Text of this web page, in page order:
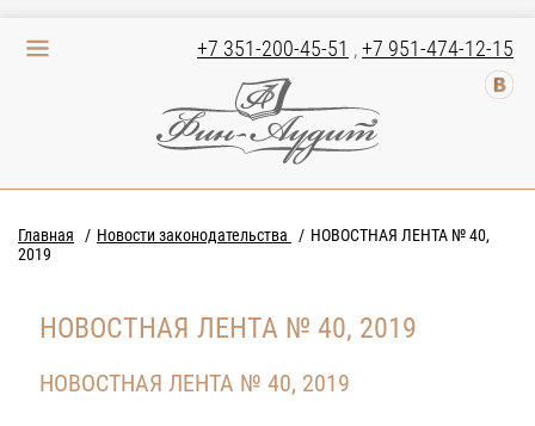
+7 351-200-45-51 ,+7 951-474-12-15
Главная Новости законодательства
НОВОСТНАЯ ЛЕНТА № 40,
2019
НОВОСТНАЯ ЛЕНТА № 40, 2019
НОВОСТНАЯ ЛЕНТА № 40, 2019